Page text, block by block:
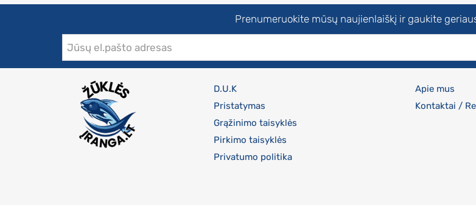
Prenumeruokite mūsų naujienlaiškį ir gaukite
D.U.K
Pristatymas
Grąžinimo taisyklės
Pirkimo taisyklės
Privatumo politika
Apie mus
Kontaktai /